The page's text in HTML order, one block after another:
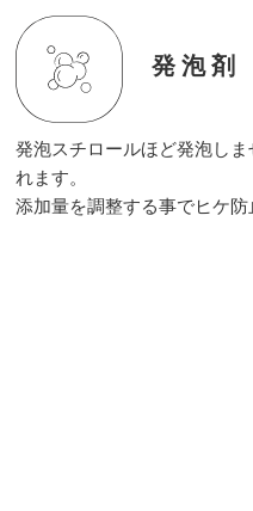
発泡剤
発泡スチロールほど発泡し
れます。
添加量を調整する事でヒケ防